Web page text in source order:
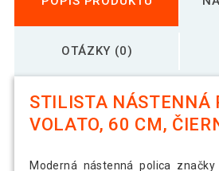
OTÁZKY (0)
STILISTA NÁSTENNÁ
VOLATO, 60 CM,
Moderná nástenná polica